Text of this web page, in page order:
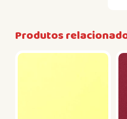
Produtos